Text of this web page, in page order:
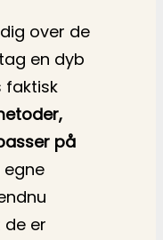
over de
en dyb
faktisk
på
de er